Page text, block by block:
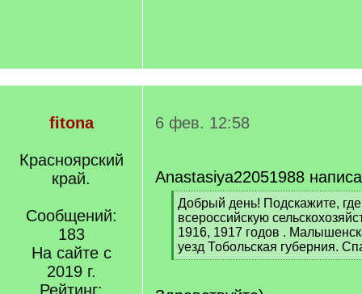
fitona
Красноярский
край.
Сообщений:
183
На сайте с
2019 г.
Рейтинг:
6 фев. 12:58
Anastasiya22051988
[
q
]
Добрый день! Подскажите,
всероссийскую
1916, 1917 годов .
уезд Тобольская губерния.
[
q